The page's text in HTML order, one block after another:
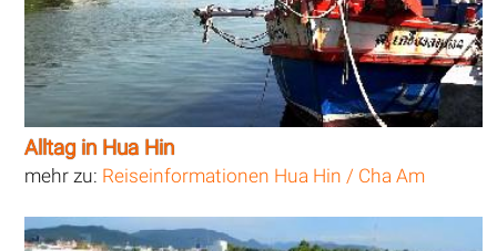
Alltag in Hua Hin
mehr zu: Reiseinformationen Hua Hin / Cha Am